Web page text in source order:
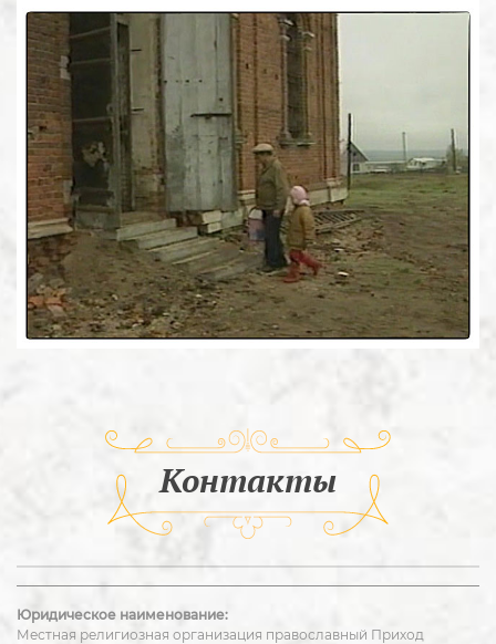
Контакты
Юридическое наименование:
Местная религиозная организация православный Приход